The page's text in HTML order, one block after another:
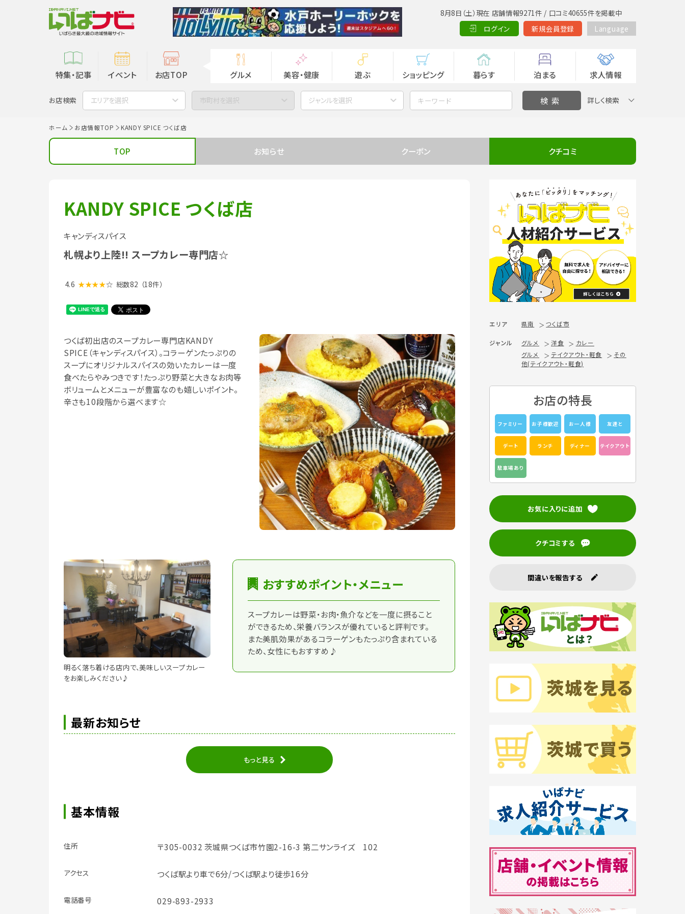
8月8日（土）現在 店舗情報9271件 / 口コミ40655件を掲載中
ログイン
新規会員登録 Language
特集・記事 イベント お店TOP グルメ 美容・健康 遊ぶ ショッピング 暮らす 泊まる 求人情報
お店検索 エリアを選択 市町村を選択 ジャンルを選択 詳しく検索
ホーム お店情報TOP KANDY SPICE つくば店
TOP お知らせ クーポン クチコミ
KANDY SPICE つくば店
キャンディスパイス
札幌より上陸!! スープカレー専門店☆
4.6 ★★★★☆ 総数82 （18件）
つくば初出店のスープカレー専門店KANDY
SPICE（キャンディスパイス）。コラーゲンたっぷりの
スープにオリジナルスパイスの効いたカレーは一度
食べたらやみつきです！たっぷり野菜と大きなお肉等
ボリュームとメニューが豊富なのも嬉しいポイント。
辛さも10段階から選べます☆
明るく落ち着ける店内で、美味しいスープカレー
をお楽しみください♪
おすすめポイント・メニュー
スープカレーは野菜・お肉・魚介などを一度に摂ること
ができるため、栄養バランスが優れていると評判です。
また美肌効果があるコラーゲンもたっぷり含まれている
ため、女性にもおすすめ♪
最新お知らせ
もっと見る
基本情報
住所 〒305-0032 茨城県つくば市竹園2-16-3 第二サンライズ 102
アクセス つくば駅より車で6分/つくば駅より徒歩16分
電話番号 029-893-2933
エリア 県南 つくば市
ジャンル グルメ 洋食
カレー
グルメ
テイクアウト・軽食
その
他(テイクアウト・軽食)
お店の特長
ファミリー お子様歓迎 お一人様 友達と
デート ランチ ディナー テイクアウト
駐車場あり
お気に入りに追加
クチコミする
間違いを報告する